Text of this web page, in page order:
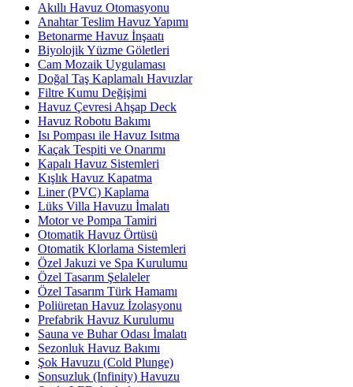
Akıllı Havuz Otomasyonu
Anahtar Teslim Havuz Yapımı
Betonarme Havuz İnşaatı
Biyolojik Yüzme Göletleri
Cam Mozaik Uygulaması
Doğal Taş Kaplamalı Havuzlar
Filtre Kumu Değişimi
Havuz Çevresi Ahşap Deck
Havuz Robotu Bakımı
Isı Pompası ile Havuz Isıtma
Kaçak Tespiti ve Onarımı
Kapalı Havuz Sistemleri
Kışlık Havuz Kapatma
Liner (PVC) Kaplama
Lüks Villa Havuzu İmalatı
Motor ve Pompa Tamiri
Otomatik Havuz Örtüsü
Otomatik Klorlama Sistemleri
Özel Jakuzi ve Spa Kurulumu
Özel Tasarım Şelaleler
Özel Tasarım Türk Hamamı
Poliüretan Havuz İzolasyonu
Prefabrik Havuz Kurulumu
Sauna ve Buhar Odası İmalatı
Sezonluk Havuz Bakımı
Şok Havuzu (Cold Plunge)
Sonsuzluk (Infinity) Havuzu